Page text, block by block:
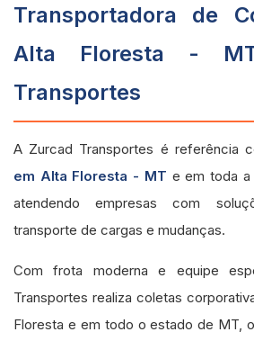
Transportadora de
Alta Floresta -
Transportes
A Zurcad Transportes é referência
em Alta Floresta - MT e em toda a
atendendo empresas com
transporte de cargas e mudanças.
Com frota moderna e equipe
Transportes realiza coletas
Floresta e em todo o estado de MT,